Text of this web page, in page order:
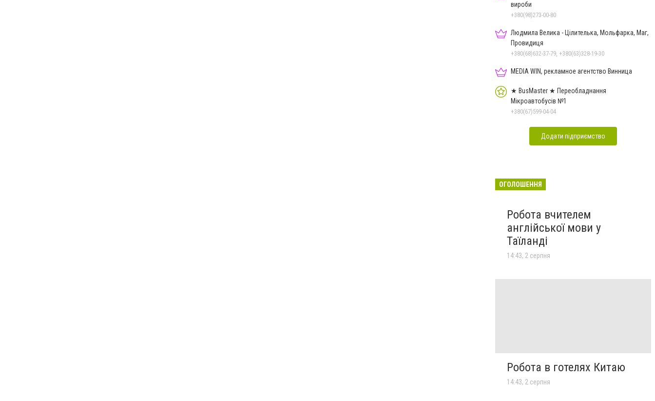
вироби
+380(98)273-00-80
Людмила Велика - Цілителька, Мольфарка, Маг,
Провидиця
+380(68)632-37-79, +380(63)328-19-30
MEDIA WIN, рекламное агентство Винница
★ BusMaster ★ Переобладнання
Мікроавтобусів №1
+380(67)599-04-04
Додати підприємство
ОГОЛОШЕННЯ
Робота вчителем
англійської мови у
Таїланді
14:43, 2 серпня
Робота в готелях Китаю
14:43, 2 серпня